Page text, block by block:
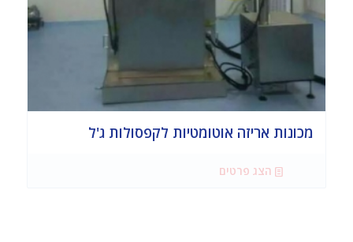
מכונות אריזה אוטומטיות לקפסולות ג'ל
הצג פרטים